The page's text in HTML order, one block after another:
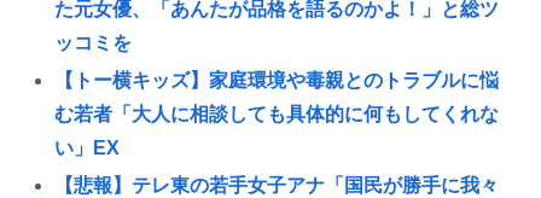
た元女優、「あんたが品格を語るのかよ！」と総ツ
ッコミを
【トー横キッズ】家庭環境や毒親とのトラブルに悩
む若者「大人に相談しても具体的に何もしてくれな
い」EX
【悲報】テレ東の若手女子アナ「国民が勝手に我々